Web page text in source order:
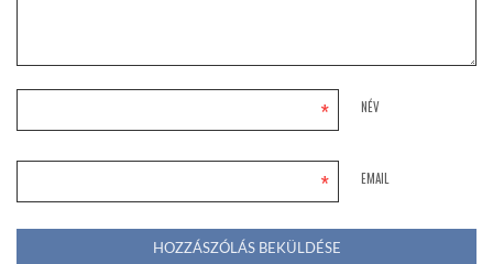
NÉV
*
EMAIL
*